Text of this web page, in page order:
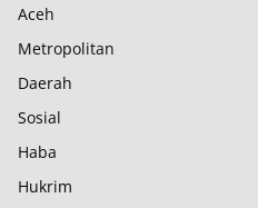
Aceh
Metropolitan
Daerah
Sosial
Haba
Hukrim